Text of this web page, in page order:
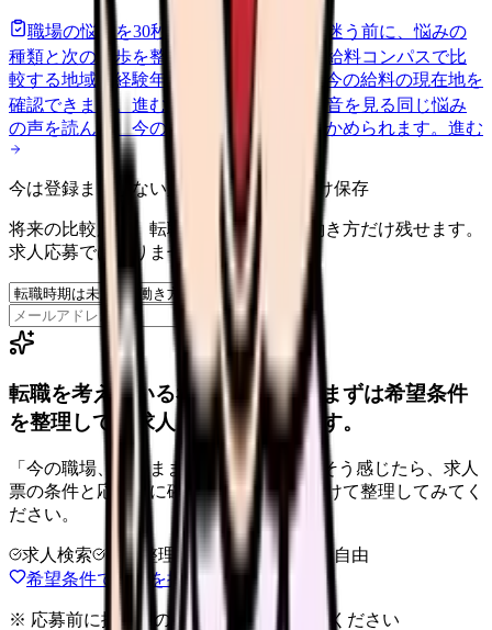
職場の悩みを30秒で診断
辞めるべきか迷う前に、悩みの
種類と次の一歩を整理します。 進む
給料コンパスで比
較する地域・経験年数・施設形態から、今の給料の現在地を
確認できます。 進む 匿名掲示板で本音を見る 同じ悩み
の声を読んで、今の職場だけの問題か確かめられます。 進む
今は登録までしない人向け: 希望条件だけ保存
将来の比較用に、転職時期と気になる働き方だけ残せます。
求人応募ではありません。
保存
転職を考えている看護師さんへ。まずは希望条件
を整理して、求人を見比べられます。
「今の職場、このままでいいのかな...」そう感じたら、求人
票の条件と応募前に確認したい不安を分けて整理してみてく
ださい。
求人検索 条件整理 相談だけOK
退会自由
希望条件で求人を探す
※ 応募前に掲載元の最新情報を確認してください